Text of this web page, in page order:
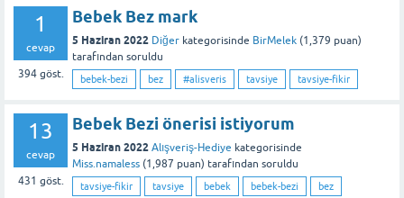
1
cevap
394göst.
Bebek Bez mark
5 Haziran 2022 Diğer kategorisinde BirMelek (1,379 puan)
tarafından soruldu
bebek-bezi bez #alisveris tavsiye tavsiye-fikir
13
cevap
431 göst.
Bebek Bezi önerisi istiyorum
5 Haziran 2022 Alışveriş-Hediye kategorisinde
Miss.namaless (1,987 puan) tarafından soruldu
tavsiye-fikir tavsiye bebek bebek-bezi bez